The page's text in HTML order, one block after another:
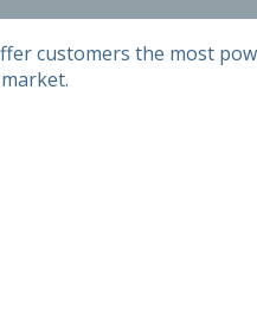
customers the most